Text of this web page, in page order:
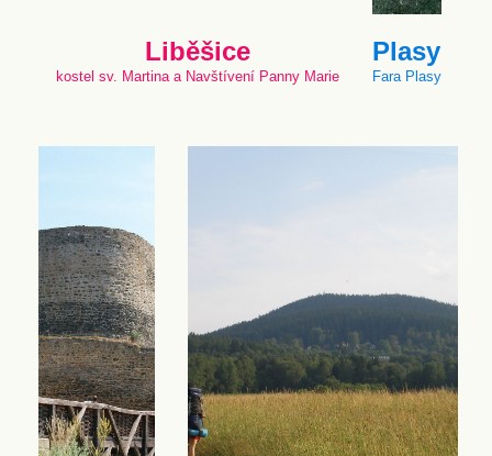
Liběšice
kostel sv. Martina a Navštívení Panny Marie
Plasy
Fara Plasy